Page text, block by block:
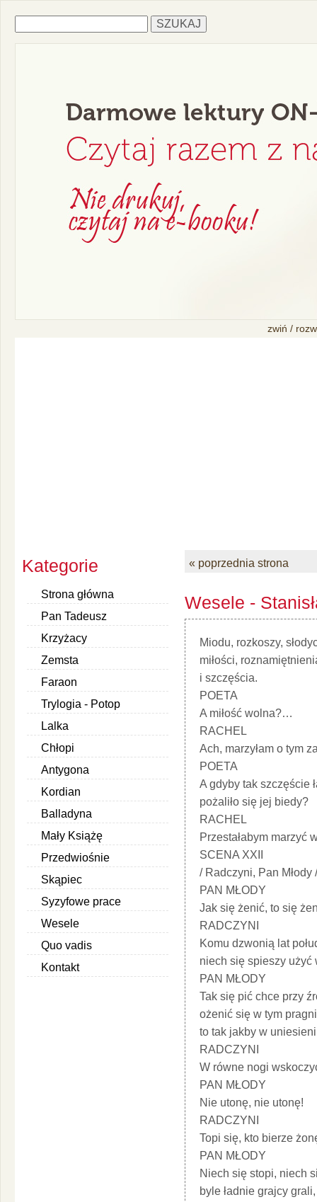
zwiń /
Kategorie
Strona główna
Pan Tadeusz
Krzyżacy
Zemsta
Faraon
Trylogia - Potop
Lalka
Chłopi
Antygona
Kordian
Balladyna
Mały Książę
Przedwiośnie
Skąpiec
Syzyfowe prace
Wesele
Quo vadis
Kontakt
« poprzednia strona
Wesele -
Miodu, rozkoszy,
miłości,
i szczęścia.
POETA
A miłość wolna?…
RACHEL
Ach, marzyłam o tym
POETA
A gdyby tak szczęście
pożaliło się jej biedy?
RACHEL
Przestałabym marzyć
SCENA XXII
/ Radczyni, Pan Młody /
PAN MŁODY
Jak się żenić, to się
RADCZYNI
Komu dzwonią lat
niech się spieszy użyć
PAN MŁODY
Tak się pić chce przy
ożenić się w tym
to tak jakby w
RADCZYNI
W równe nogi
PAN MŁODY
Nie utonę, nie utonę!
RADCZYNI
Topi się, kto bierze
PAN MŁODY
Niech się stopi, niech
byle ładnie grajcy grali,